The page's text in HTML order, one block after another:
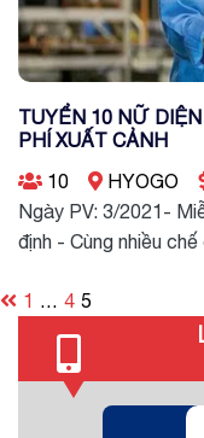
TUYỂN 10 NỮ
PHÍ XUẤT CẢNH
10
HYOGO
Ngày PV: 3/2021-
định - Cùng nhiều
Posts
pagination
1 … 4 5